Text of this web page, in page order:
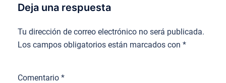
Deja una respuesta
Tu dirección de correo electrónico no será publicada.
Los campos obligatorios están marcados con *
Comentario *